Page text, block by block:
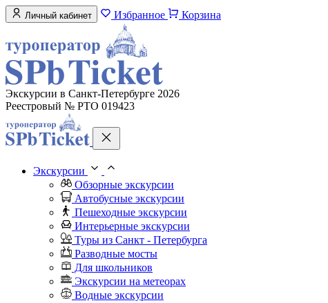
Личный кабинет Избранное Корзина
Экскурсии в Санкт-Петербурге 2026
Реестровый № РТО 019423
Экскурсии
Обзорные экскурсии
Автобусные экскурсии
Пешеходные экскурсии
Интерьерные экскурсии
Туры из Санкт - Петербурга
Разводные мосты
Для школьников
Экскурсии на метеорах
Водные экскурсии